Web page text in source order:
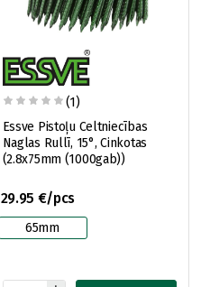
(1)
Essve Pistoļu Celtniecības
Naglas Rullī, 15°, Cinkotas
(2.8x75mm (1000gab))
29.95 €/pcs
65mm